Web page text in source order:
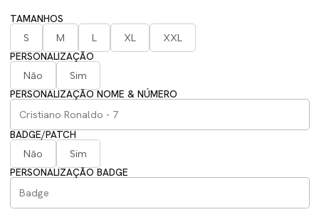
TAMANHOS
S
M L XL
XXL
PERSONALIZAÇÃO
Não
Sim
PERSONALIZAÇÃO NOME & NÚMERO
BADGE/PATCH
Não
Sim
PERSONALIZAÇÃO BADGE